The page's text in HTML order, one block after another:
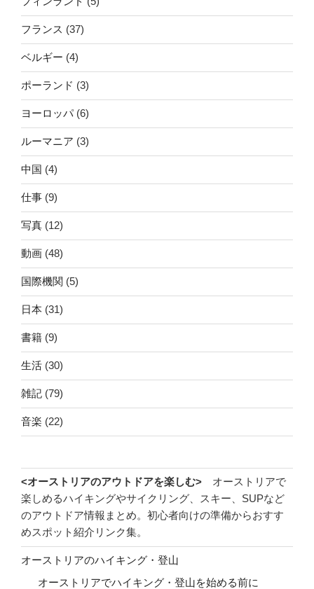
フランス (37)
ベルギー (4)
ポーランド (3)
ヨーロッパ(6)
ルーマニア (3)
中国 (4)
仕事 (9)
写真 (12)
動画 (48)
国際機関 (5)
日本 (31)
書籍 (9)
生活 (30)
雑記 (79)
音楽 (22)
<オーストリアのアウトドアを楽しむ> オーストリアで
楽しめるハイキングやサイクリング、スキー、SUPなど
のアウトドア情報まとめ。初心者向けの準備からおすす
めスポット紹介リンク集。
オーストリアのハイキング・登山
オーストリアでハイキング・登山を始める前に